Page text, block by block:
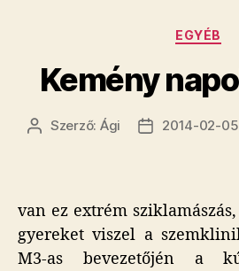
EGYÉB
Kemény
Bejegyzés
Szerző: Ági
Bejegyzés
2014-02-05
van ez extrém
gyereket viszel a
M3-as bevezetőjén a